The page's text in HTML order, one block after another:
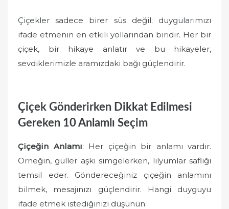
Çiçekler sadece birer süs değil; duygularımızı
ifade etmenin en etkili yollarından biridir. Her bir
çiçek, bir hikaye anlatır ve bu hikayeler,
sevdiklerimizle aramızdaki bağı güçlendirir.
Çiçek Gönderirken Dikkat Edilmesi
Gereken 10 Anlamlı Seçim
Çiçeğin Anlamı: Her çiçeğin bir anlamı vardır.
Örneğin, güller aşkı simgelerken, lilyumlar saflığı
temsil eder. Göndereceğiniz çiçeğin anlamını
bilmek, mesajınızı güçlendirir. Hangi duyguyu
ifade etmek istediğinizi düşünün.